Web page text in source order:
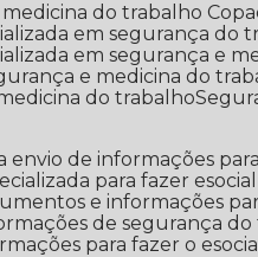
medicina do trabalho
em segurança do
em segurança e
e medicina do
medicina do trabalho
envio de informações
para fazer esocial
e informações
de segurança
para fazer o esocial